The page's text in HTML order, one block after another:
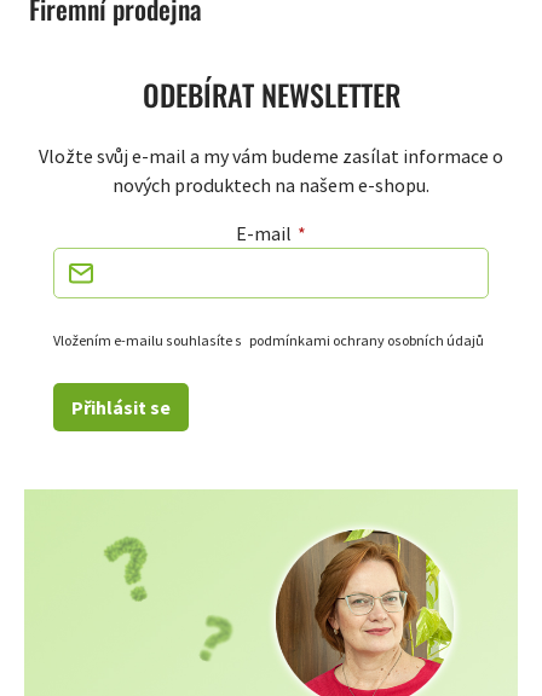
Firemní prodejna
ODEBÍRAT NEWSLETTER
Vložte svůj e-mail a my vám budeme zasílat informace o
nových produktech na našem e-shopu.
E-mail
Vložením e-mailu souhlasíte s podmínkami ochrany osobních údajů
Přihlásit se